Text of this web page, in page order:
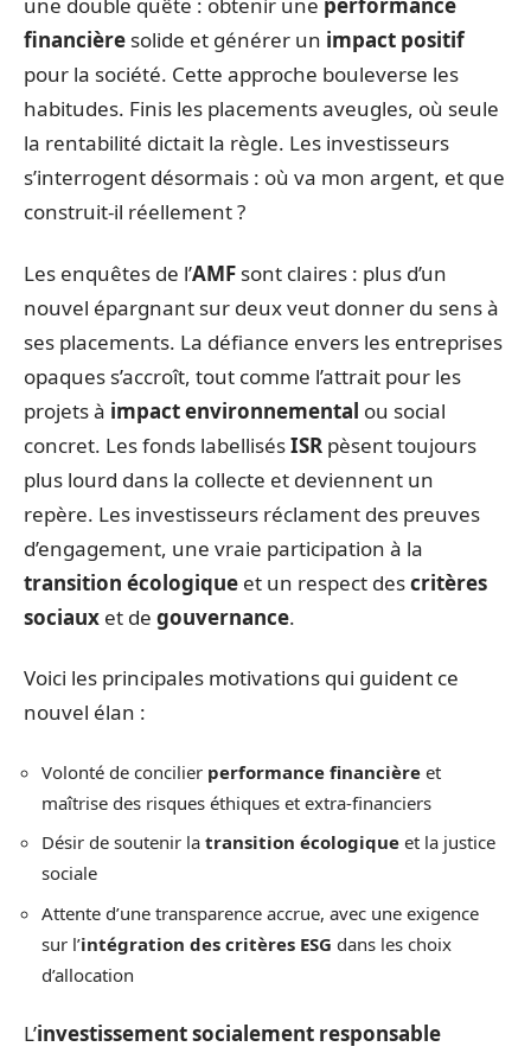
financière solide et générer un impact positif
pour la société. Cette approche bouleverse les
habitudes. Finis les placements aveugles, où seule
la rentabilité dictait la règle. Les investisseurs
s’interrogent désormais : où va mon argent, et que
construit-il réellement ?
Les enquêtes de l’AMF sont claires : plus d’un
nouvel épargnant sur deux veut donner du sens à
ses placements. La défiance envers les entreprises
opaques s’accroît, tout comme l’attrait pour les
projets à impact environnemental ou social
concret. Les fonds labellisésISR pèsent toujours
plus lourd dans la collecte et deviennent un
repère. Les investisseurs réclament des preuves
d’engagement, une vraie participation à la
transition écologique et un respect descritères
sociaux et de gouvernance.
Voici les principales motivations qui guident ce
nouvel élan :
Volonté de concilier performance financière et
maîtrise des risques éthiques et extra-financiers
Désir de soutenir la transition écologique et la justice
sociale
Attente d’une transparence accrue, avec une exigence
sur l’intégration des critères ESG dans les choix
d’allocation
L’investissement socialement responsable